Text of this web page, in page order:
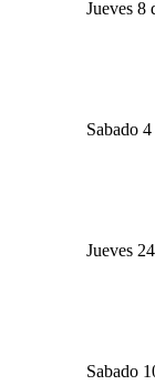
Jueves 8
Sabado
Jueves
Sabado